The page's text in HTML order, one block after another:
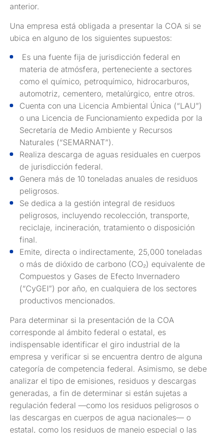
anterior.
Una empresa está obligada a presentar la COA si se
ubica en alguno de los siguientes supuestos:
Es una fuente fija de jurisdicción federal en
materia de atmósfera, perteneciente a sectores
como el químico, petroquímico, hidrocarburos,
automotriz, cementero, metalúrgico, entre otros.
Cuenta con una Licencia Ambiental Única (“LAU”)
o una Licencia de Funcionamiento expedida por la
Secretaría de Medio Ambiente y Recursos
Naturales (“SEMARNAT”).
Realiza descarga de aguas residuales en cuerpos
de jurisdicción federal.
Genera más de 10 toneladas anuales de residuos
peligrosos.
Se dedica a la gestión integral de residuos
peligrosos, incluyendo recolección, transporte,
reciclaje, incineración, tratamiento o disposición
final.
Emite, directa o indirectamente, 25,000 toneladas
o más de dióxido de carbono (CO₂) equivalente de
Compuestos y Gases de Efecto Invernadero
(“CyGEI”) por año, en cualquiera de los sectores
productivos mencionados.
Para determinar si la presentación de la COA
corresponde al ámbito federal o estatal, es
indispensable identificar el giro industrial de la
empresa y verificar si se encuentra dentro de alguna
categoría de competencia federal. Asimismo, se debe
analizar el tipo de emisiones, residuos y descargas
generadas, a fin de determinar si están sujetas a
regulación federal —como los residuos peligrosos o
las descargas en cuerpos de agua nacionales— o
estatal, como los residuos de manejo especial o las